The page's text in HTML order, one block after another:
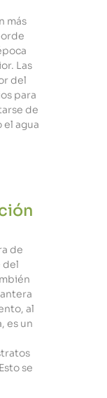
más
Las
del
para
de
el agua
de
del
al
es un
se